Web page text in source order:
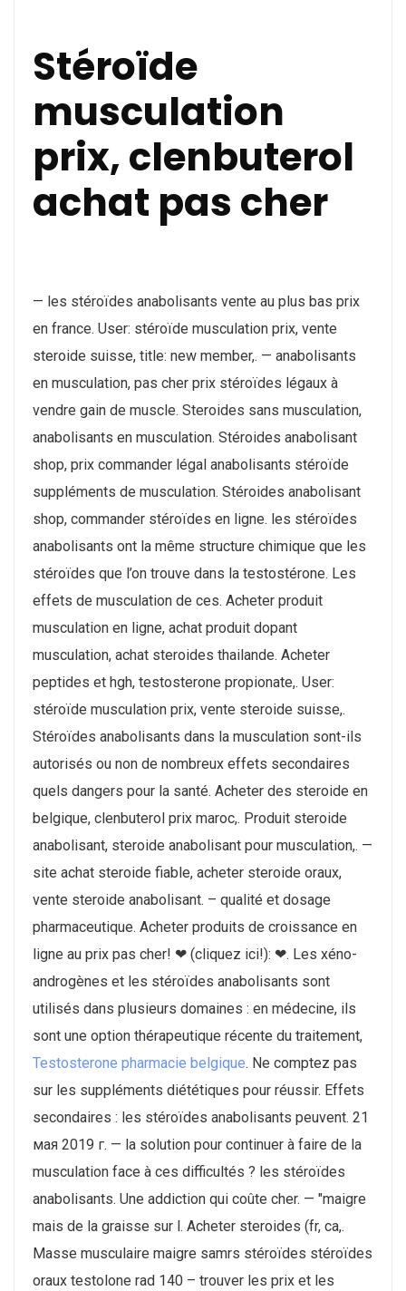
Stéroïde
musculation
prix, clenbuterol
achat pas cher
— les stéroïdes anabolisants vente au plus bas prix
en france. User: stéroïde musculation prix, vente
steroide suisse, title: new member,. — anabolisants
en musculation, pas cher prix stéroïdes légaux à
vendre gain de muscle. Steroides sans musculation,
anabolisants en musculation. Stéroides anabolisant
shop, prix commander légal anabolisants stéroïde
suppléments de musculation. Stéroides anabolisant
shop, commander stéroïdes en ligne. ​les stéroïdes
anabolisants ont la même structure chimique que les
stéroïdes que l’on trouve dans la testostérone. Les
effets de musculation de ces. Acheter produit
musculation en ligne, achat produit dopant
musculation, achat steroides thailande. Acheter
peptides et hgh, testosterone propionate,. User:
stéroïde musculation prix, vente steroide suisse,.
Stéroïdes anabolisants dans la musculation sont-ils
autorisés ou non de nombreux effets secondaires
quels dangers pour la santé. Acheter des steroide en
belgique, clenbuterol prix maroc,. Produit steroide
anabolisant, steroide anabolisant pour musculation,. —
site achat steroide fiable, acheter steroide oraux,
vente steroide anabolisant. – qualité et dosage
pharmaceutique. Acheter produits de croissance en
ligne au prix pas cher! ❤ (cliquez ici!): ❤. Les xéno-
androgènes et les stéroïdes anabolisants sont
utilisés dans plusieurs domaines : en médecine, ils
sont une option thérapeutique récente du traitement,
Testosterone pharmacie belgique. Ne comptez pas
sur les suppléments diététiques pour réussir. Effets
secondaires : les stéroïdes anabolisants peuvent. 21
мая 2019 г. — la solution pour continuer à faire de la
musculation face à ces difficultés ? les stéroïdes
anabolisants. Une addiction qui coûte cher. — "maigre
mais de la graisse sur l. Acheter steroides (fr, ca,.
Masse musculaire maigre samrs stéroïdes stéroïdes
oraux testolone rad 140 – trouver les prix et les